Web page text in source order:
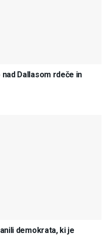
Dallasom rdeče in
demokrata, ki je